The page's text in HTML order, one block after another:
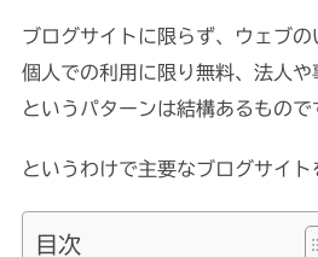
ブログサイトに限らず、ウェブ
個人での利用に限り無料、法人や
というパターンは結構あるもので
というわけで主要なブログサイト
目次